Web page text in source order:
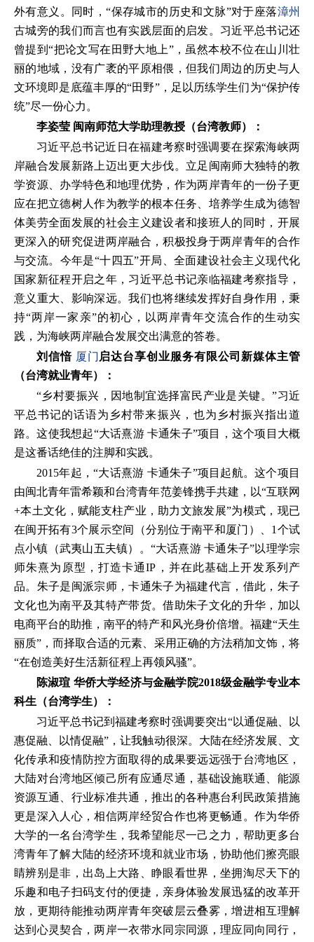
外有意义。同时，“保存城市的历史和文脉”对于座落漳州
古城旁的我们而言也有实践层面的启发。习近平总书记还
曾提到“把论文写在田野大地上”，虽然本校不位在山川壮
丽的地域，没有广袤的平原相偎，但我们周边的历史与人
文环境即是底蕴丰厚的“田野”，足以历练学生们为“保护传
统”尽一份心力。
李姿莹 闽南师范大学助理教授（台湾教师）：
习近平总书记近日在福建考察时强调要在探索海峡两
岸融合发展新路上迈出更大步伐。立足闽南师大独特的教
学资源、办学特色和地理优势，作为两岸青年的一份子更
应在把立德树人作为教学的根本任务、培养学生成为德智
体美劳全面发展的社会主义建设者和接班人的同时，开展
更深入的研究促进两岸融合，积极投身于两岸青年的合作
与交流。今年是“十四五”开局、全面建设社会主义现代化
国家新征程开启之年，习近平总书记亲临福建考察指导，
意义重大、影响深远。我们也将继续发挥好自身作用，秉
持“两岸一家亲”的初心，以两岸青年交流合作的生动实
践，为海峡两岸融合发展交出满意的答卷。
刘信愔 厦门 启达台享创业服务有限公司新媒体主管
（台湾就业青年）：
“乡村要振兴，因地制宜选择富民产业是关键。”习近
平总书记的话语为乡村带来振兴，也为乡村振兴指出道
路。这使我想起“大话熹游 卡通朱子”项目，这个项目大概
是这番话绝佳的注脚和实践。
2015年起，“大话熹游 卡通朱子”项目起航。这个项目
由闽北青年雷希颖和台湾青年范姜锋携手共建，以“互联网
+本土文化，赋能支柱产业，助力文旅发展”为模式，现已
在闽开拓有3个展示空间（分别位于南平和厦门）、1个试
点小镇（武夷山五夫镇）。“大话熹游 卡通朱子”以理学宗
师朱熹为原型，打造卡通IP，并在此基础上开发系列产
品。朱子是闽派宗师，卡通朱子为福建代言，借此，朱子
文化也为南平及其特产带货。借助朱子文化的升华，加以
电商平台的助推，南平的特产和风光身价倍增。福建“天生
丽质”，而择取合适的元素、采用正确的方法稍加文饰，将
“在创造美好生活新征程上再领风骚”。
陈淑瑄 华侨大学经济与金融学院2018级金融学专业本
科生（台湾学生）：
习近平总书记到福建考察时强调要突出“以通促融、以
惠促融、以情促融”，让我触动很深。大陆在经济发展、文
化传承和疫情防控方面取得的成果要远远强于台湾地区，
大陆对台湾地区倾己所有应通尽通，基础设施联通、能源
资源互通、行业标准共通，推出的各种惠台利民政策措施
更是深入人心，相信两岸经贸合作也将更畅通。作为华侨
大学的一名台湾学生，我希望能尽一己之力，帮助更多台
湾青年了解大陆的经济环境和就业市场，协助他们擦亮眼
睛辨别是非，出岛上大路、睁眼看世界，坐拥淘尽天下的
乐趣和电子扫码支付的便捷，亲身体验发展迅猛的改革开
放，更期待能推动两岸青年突破层云叠雾，增进相互理解
达到心灵契合，两岸一衣带水同宗同源，理应同向同行，